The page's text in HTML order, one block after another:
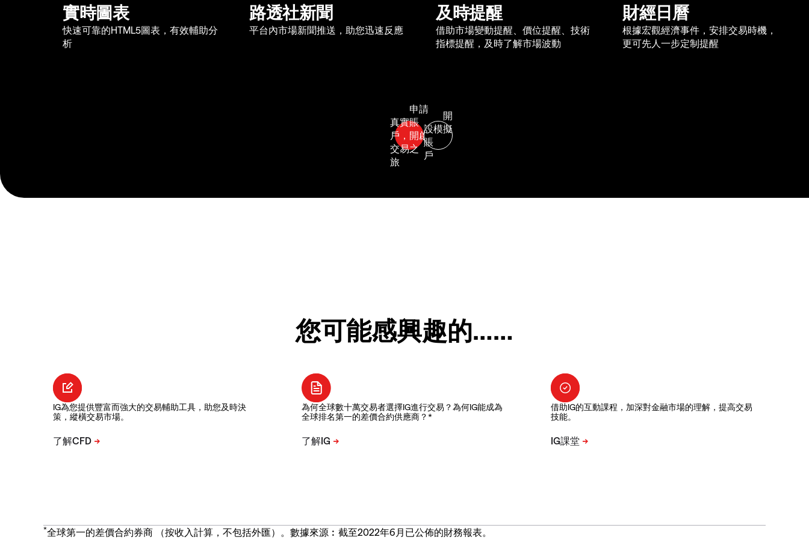
實時圖表
快速可靠的HTML5圖表，有效輔助分
析
路透社新聞
平台內市場新聞推送，助您迅速反應
及時提醒
借助市場變動提醒、價位提醒、技術
指標提醒，及時了解市場波動
財經日曆
根據宏觀經濟事件，安排交易時機，
更可先人一步定制提醒
您可能感興趣的……
IG為您提供豐富而強大的交易輔助工具，助您及時決
策，縱橫交易市場。
為何全球數十萬交易者選擇IG進行交易？為何IG能成為
全球排名第一的差價合約供應商？*
借助IG的互動課程，加深對金融市場的理解，提高交易
技能。
*全球第一的差價合約券商 （按收入計算，不包括外匯）。數據來源︰截至2022年6月已公佈的財務報表。